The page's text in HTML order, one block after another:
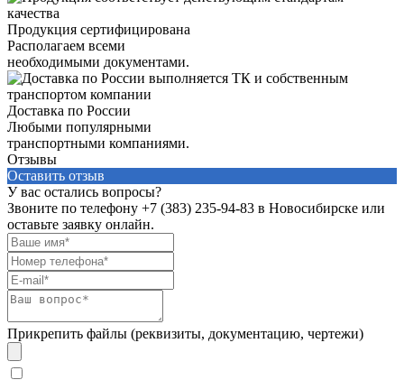
Продукция сертифицирована
Располагаем всеми
необходимыми документами.
Доставка по России
Любыми популярными
транспортными компаниями.
Отзывы
Оставить отзыв
У вас остались вопросы?
Звоните по телефону +7 (383) 235-94-83 в Новосибирске или
оставьте заявку онлайн.
Прикрепить файлы (реквизиты, документацию, чертежи)